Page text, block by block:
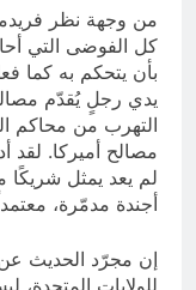
من وجهة نظر
كل الفوضى التي
بأن يتحكم به كما
يدي رجلٍ يُقدّم
التهرب من محاكم
مصالح أميركا. لقد
لم يعد يمثل شريكًا
أجندة مدمّرة،
إن مجرّد الحديث عن
للولايات المتحدة،